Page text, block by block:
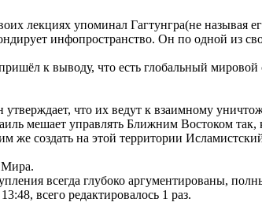
лекциях упоминал Гагтунгра(не
инфопространство. Он по одной из
к выводу, что есть глобальный
что их ведут к взаимному
мешает управлять Ближним Востоком
же создать на этой территории
Мира.
всегда глубоко аргументированы,
всего редактировалось 1 раз.